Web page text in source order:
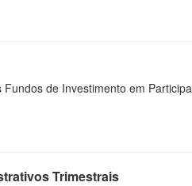
de Investimento em
Trimestrais